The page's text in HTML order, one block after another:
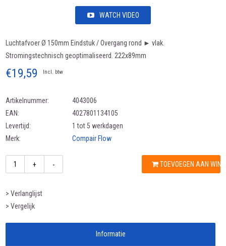
WATCH VIDEO
Luchtafvoer Ø 150mm Eindstuk / Overgang rond ► vlak.
Stromingstechnisch geoptimaliseerd. 222x89mm
€19,59 Incl. btw
Artikelnummer:
4043006
EAN:
4027801134105
Levertijd:
1 tot 5 werkdagen
Merk:
Compair Flow
+ - TOEVOEGEN AAN
> Verlanglijst
> Vergelijk
Informatie